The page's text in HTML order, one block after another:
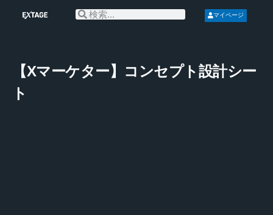
マイページ
【Xマーケター】コンセプト設計シー
ト